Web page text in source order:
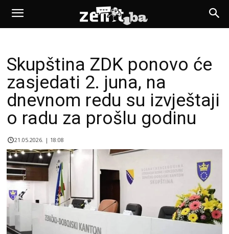
Skupština ZDK ponovo će
zasjedati 2. juna, na
dnevnom redu su izvještaji
o radu za prošlu godinu
21.05.2026. | 18:08